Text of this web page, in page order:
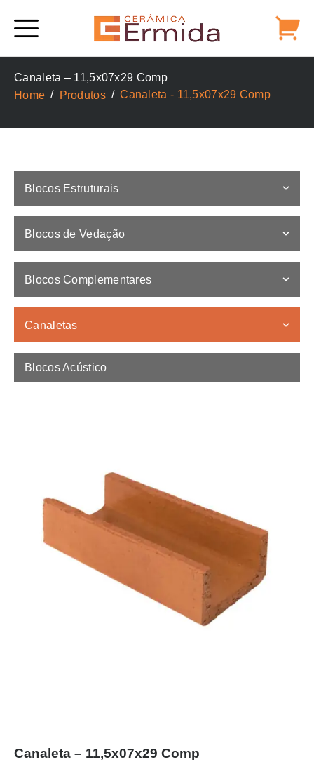
Canaleta – 11,5x07x29 Comp
Home
Produtos Canaleta - 11,5x07x29 Comp
Blocos Estruturais
Blocos de Vedação
Blocos Complementares
Canaletas
Blocos Acústico
Canaleta – 11,5x07x29 Comp